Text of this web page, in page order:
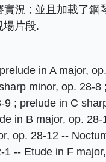
實況 ; 並且加載了鋼
場片段.
in A major,
minor, op. 28-8
9 ; prelude in C
in B major, op. 28-
op. 28-12 --
1 -- Etude in F